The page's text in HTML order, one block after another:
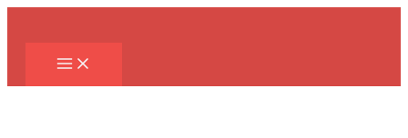
Перейти
содержимому